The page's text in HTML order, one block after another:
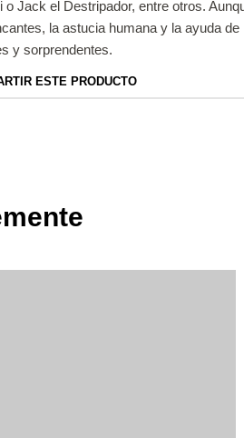
o Jack el Destripador, entre otros.
la astucia humana y la ayuda
y sorprendentes.
ESTE PRODUCTO